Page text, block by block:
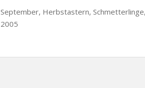
September, Herbstastern,
2005